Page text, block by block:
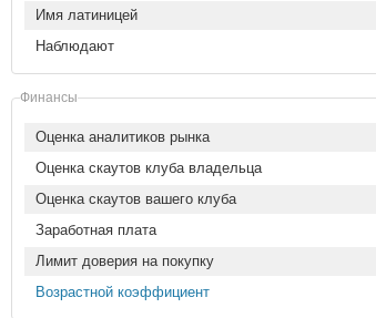
Имя латиницей
Наблюдают
Финансы
Оценка аналитиков рынка
Оценка скаутов клуба владельца
Оценка скаутов вашего клуба
Заработная плата
Лимит доверия на покупку
Возрастной коэффициент